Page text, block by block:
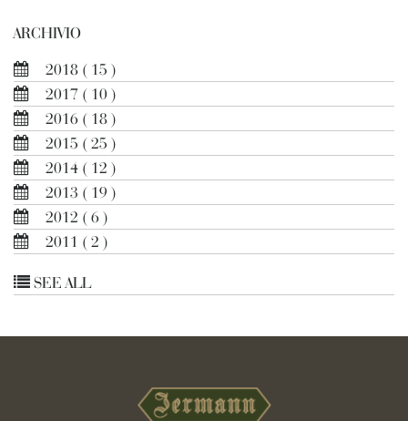
ARCHIVIO
2018 ( 15 )
2017 ( 10 )
2016 ( 18 )
2015 ( 25 )
2014 ( 12 )
2013 ( 19 )
2012 ( 6 )
2011 ( 2 )
SEE ALL